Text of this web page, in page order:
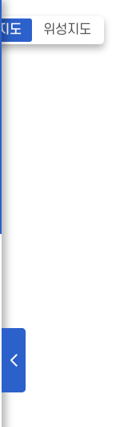
도 위성지도